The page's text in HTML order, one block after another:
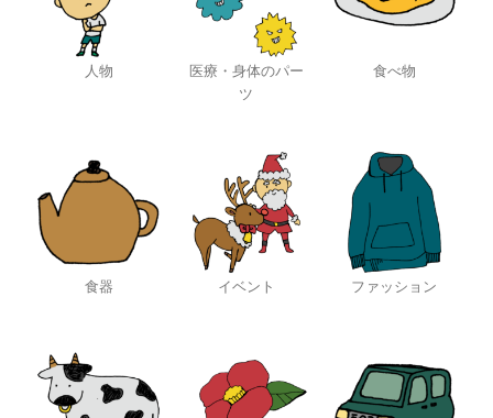
人物
医療・身体のパー
ツ
食べ物
食器 イベント ファッション